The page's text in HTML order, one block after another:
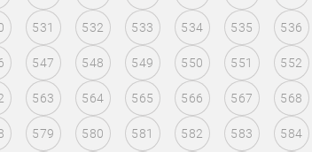
531 532 533 534 535 536
547 548 549 550 551 552
563 564 565 566 567 568
579 580 581 582 583 584